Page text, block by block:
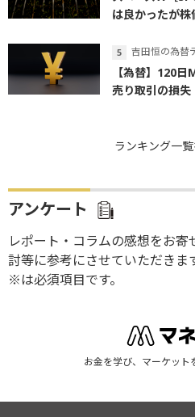
は良かったが株
吉田恒の為替
【為替】120
売り取引の損失
ランキング一
アンケート
レポート・コラムの感想をお
討等に参考にさせていただきま
※は必須項目です。
お金を学び、マーケット